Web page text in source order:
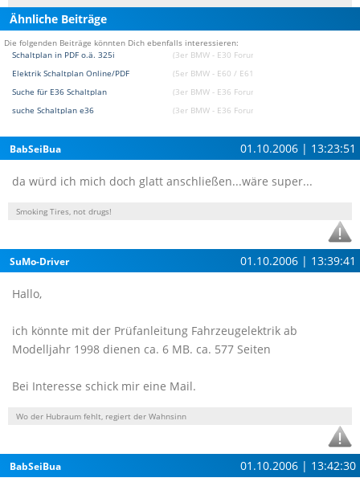
Ähnliche Beiträge
Die folgenden Beiträge könnten Dich ebenfalls interessieren:
Schaltplan in PDF o.ä. 325i
(3er BMW - E30 Forum)
Elektrik Schaltplan Online/PDF
(5er BMW - E60 / E61 Forum)
Suche für E36 Schaltplan
(3er BMW - E36 Forum)
suche Schaltplan e36
(3er BMW - E36 Forum)
BabSeiBua 01.10.2006 | 13:23:51
da würd ich mich doch glatt anschließen...wäre super...
Smoking Tires, not drugs!
SuMo-Driver 01.10.2006 | 13:39:41
Hallo,
ich könnte mit der Prüfanleitung Fahrzeugelektrik ab
Modelljahr 1998 dienen ca. 6 MB. ca. 577 Seiten
Bei Interesse schick mir eine Mail.
Wo der Hubraum fehlt, regiert der Wahnsinn
BabSeiBua 01.10.2006 | 13:42:30